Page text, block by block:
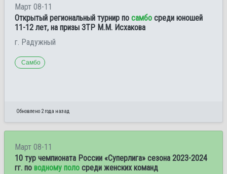
Март 08-11
Открытый региональный турнир по самбо среди юношей
11-12 лет, на призы ЗТР М.М. Исхакова
г. Радужный
Самбо
Обновлено 2 года назад
Март 08-11
10 тур чемпионата России «Суперлига» сезона 2023-2024
гг. по водному поло среди женских команд